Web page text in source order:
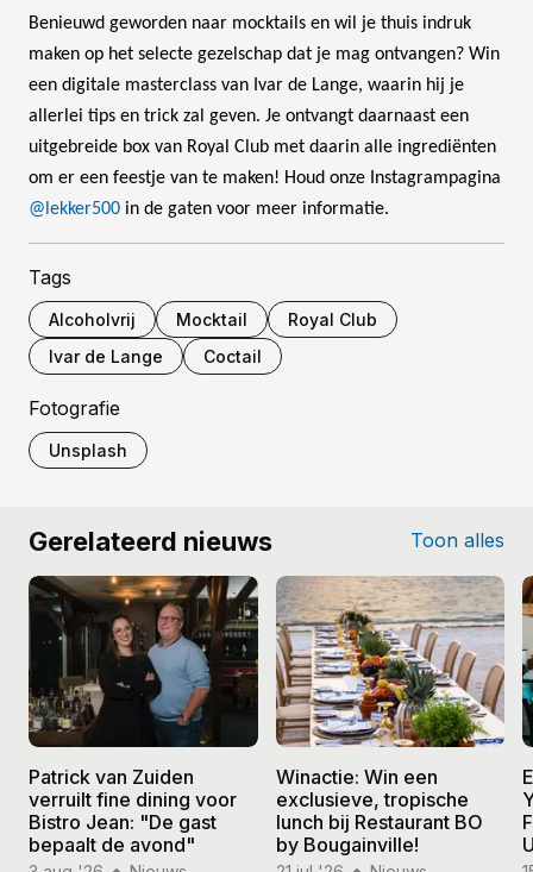
Benieuwd geworden naar mocktails en wil je thuis indruk
maken op het selecte gezelschap dat je mag ontvangen? Win
een digitale masterclass van Ivar de Lange, waarin hij je
allerlei tips en trick zal geven. Je ontvangt daarnaast een
uitgebreide box van Royal Club met daarin alle ingrediënten
om er een feestje van te maken! Houd onze Instagrampagina
@lekker500 in de gaten voor meer informatie.
Tags
Alcoholvrij Mocktail
Royal Club
Ivar de Lange
Coctail
Fotografie
Unsplash
Gerelateerd nieuws Toon alles
Patrick van Zuiden
verruilt fine dining voor
Bistro Jean: "De gast
bepaalt de avond"
Winactie: Win een
exclusieve, tropische
lunch bij Restaurant BO
by Bougainville!